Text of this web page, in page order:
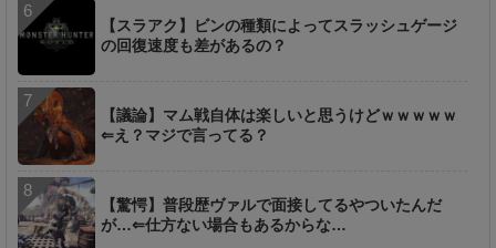
【スラアク】ビンの種類によってスラッシュゲージ
の回復速度も差があるの？
【議論】マム戦自体は楽しいと思うけどｗｗｗｗｗ
⇐え？マジで言ってる？
【驚愕】普段歴ヴァルで面接してるやついたんだ
が…⇐仕方ない場合もあるからな…